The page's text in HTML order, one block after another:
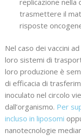
trasmettere il
risposte
Nel caso dei vaccini
loro sistemi di
loro produzione è
di efficacia di
inoculato nel circolo
dall’organismo. Per
incluso in liposomi
nanotecnologie